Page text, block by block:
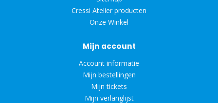
Cressi Atelier producten
Onze Winkel
Mijn account
Account informatie
Mijn bestellingen
Mijn tickets
Mijn verlanglijst